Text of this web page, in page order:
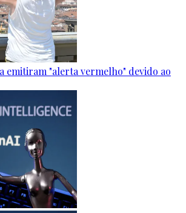
emitiram "alerta vermelho" devido ao